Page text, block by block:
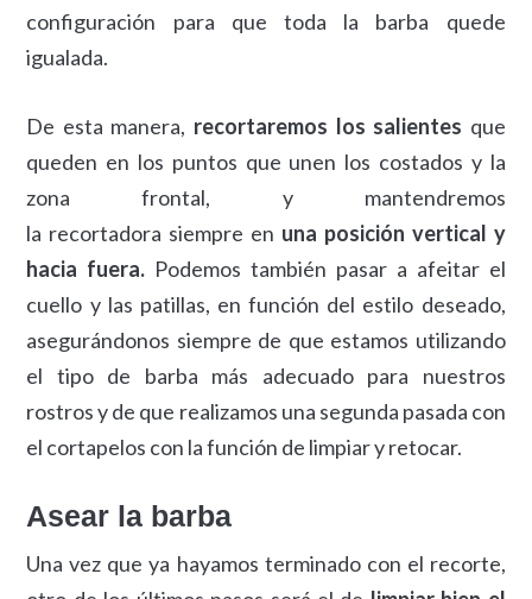
configuración para que toda la barba quede
igualada.
De esta manera, recortaremos los salientes que
queden en los puntos que unen los costados y la
zona frontal, y mantendremos
la recortadora siempre en una posición vertical y
hacia fuera. Podemos también pasar a afeitar el
cuello y las patillas, en función del estilo deseado,
asegurándonos siempre de que estamos utilizando
el tipo de barba más adecuado para nuestros
rostros y de que realizamos una segunda pasada con
el cortapelos con la función de limpiar y retocar.
Asear la barba
Una vez que ya hayamos terminado con el recorte,